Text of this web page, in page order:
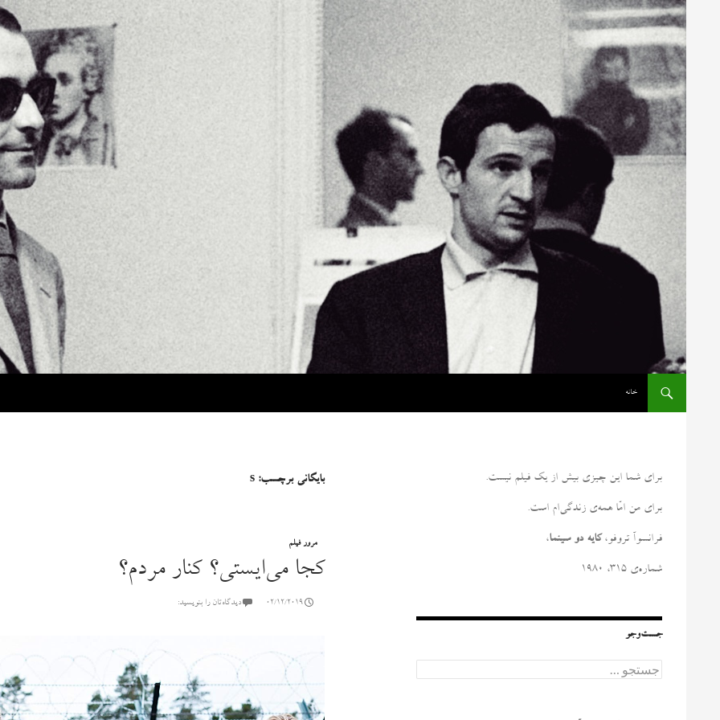
خانه
بایگانی برچسب: s
مرور فیلم
کجا می‌ایستی؟ کنار مردم؟
02/12/2019 دیدگاه‌تان را بنویسید:
برای شما این چیزی بیش از یک فیلم نیست.
برای من امّا همه‌ی زندگی‌ام است.
فرانسوآ تروفو، کایه دو سینما،
شماره‌ی ۳۱۵، ۱۹۸۰
جست‌وجو
ج
س